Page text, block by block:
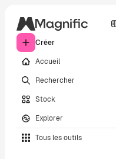
Créer
Accueil
Rechercher
Stock
Explorer
Tous les outils